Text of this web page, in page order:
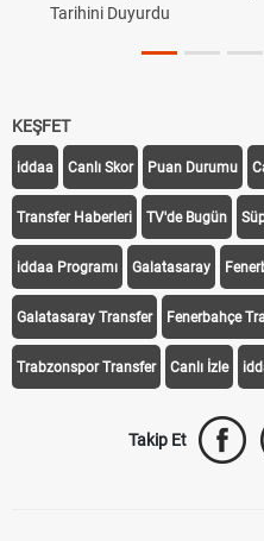
Tarihini Duyurdu
KEŞFET
iddaa Canlı Skor Puan Durumu
Transfer Haberleri TV'de Bugün
iddaa Programı Galatasaray
Galatasaray Transfer Fenerbahçe
Trabzonspor Transfer Canlı İzle
Takip Et